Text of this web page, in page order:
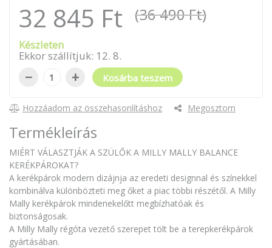
32 845 Ft (36 490 Ft)
Készleten
Ekkor szállítjuk: 12. 8.
− + Kosárba teszem
Hozzáadom az összehasonlításhoz Megosztom
Termékleírás
MIÉRT VÁLASZTJÁK A SZÜLŐK A MILLY MALLY BALANCE
KERÉKPÁROKAT?
A kerékpárok modern dizájnja az eredeti designnal és színekkel
kombinálva különbözteti meg őket a piac többi részétől. A Milly
Mally kerékpárok mindenekelőtt megbízhatóak és
biztonságosak.
A Milly Mally régóta vezető szerepet tölt be a terepkerékpárok
gyártásában.